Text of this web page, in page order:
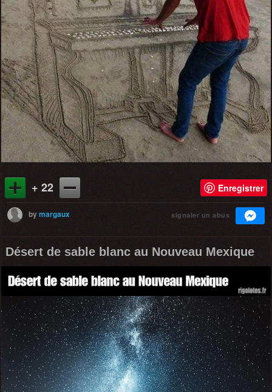
+ 22 Enregistrer
bymargaux signaler un abus
Désert de sable blanc au Nouveau Mexique